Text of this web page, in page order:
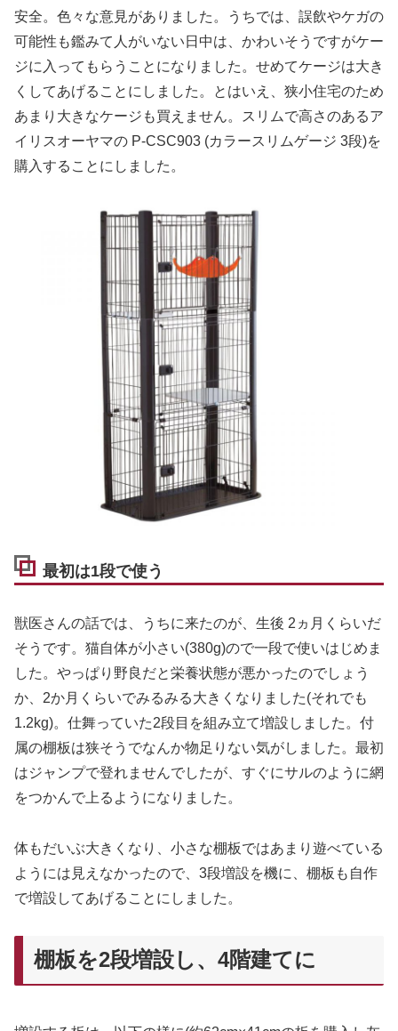
安全。色々な意見がありました。うちでは、誤飲やケガの
可能性も鑑みて人がいない日中は、かわいそうですがケー
ジに入ってもらうことになりました。せめてケージは大き
くしてあげることにしました。とはいえ、狭小住宅のため
あまり大きなケージも買えません。スリムで高さのあるア
イリスオーヤマの P-CSC903 (カラースリムゲージ 3段)を
購入することにしました。
最初は1段で使う
獣医さんの話では、うちに来たのが、生後 2ヵ月くらいだ
そうです。猫自体が小さい(380g)ので一段で使いはじめま
した。やっぱり野良だと栄養状態が悪かったのでしょう
か、2か月くらいでみるみる大きくなりました(それでも
1.2kg)。仕舞っていた2段目を組み立て増設しました。付
属の棚板は狭そうでなんか物足りない気がしました。最初
はジャンプで登れませんでしたが、すぐにサルのように網
をつかんで上るようになりました。
体もだいぶ大きくなり、小さな棚板ではあまり遊べている
ようには見えなかったので、3段増設を機に、棚板も自作
で増設してあげることにしました。
棚板を2段増設し、4階建てに